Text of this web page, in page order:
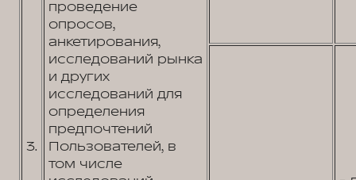
3.
проведение
опросов,
анкетирования,
исследований рынка
и других
исследований для
определения
предпочтений
Пользователей, в
том числе